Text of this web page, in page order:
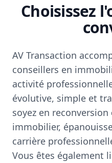
Choisissez
AV Transaction
conseillers en
activité
évolutive, simple et
soyez en
immobilier,
carrière
Vous êtes également